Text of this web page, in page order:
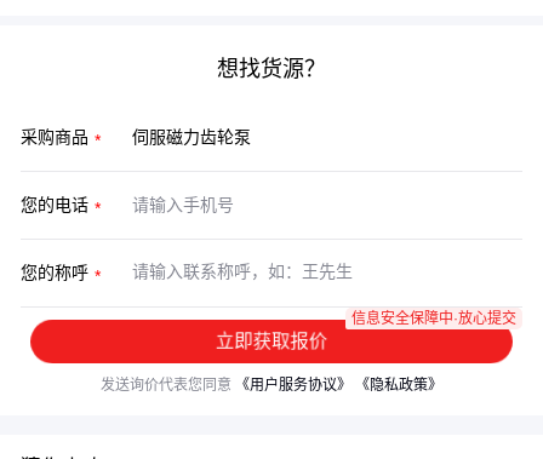
想找货源？
采购商品
您的电话
您的称呼
立即获取报价
信息安全保障中·放心提交
发送询价代表您同意 《用户服务协议》 《隐私政策》